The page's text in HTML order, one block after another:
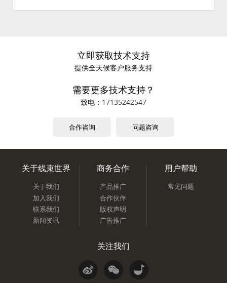
立即获取技术支持
提供全天候客户服务支持
需要更多技术支持？
致电： 17135242547
合作咨询 问题咨询
关于线束世界
关于我们
加入我们
联系我们
新闻资讯
商务合作
产品推广
合作伙伴
版权声明
广告推广
用户帮助
常见问题
关注我们